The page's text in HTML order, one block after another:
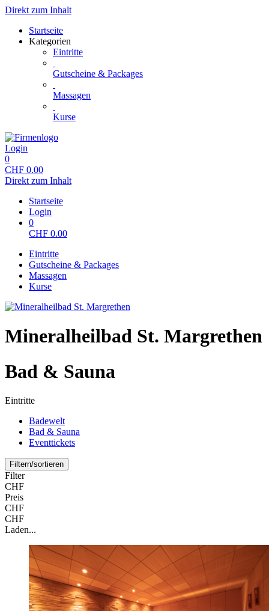
Direkt zum Inhalt
Startseite
Kategorien
Eintritte
Gutscheine & Packages
Massagen
Kurse
Login
0
CHF 0.00
Direkt zum Inhalt
Startseite
Login
0
CHF 0.00
Eintritte
Gutscheine & Packages
Massagen
Kurse
Mineralheilbad St. Margrethen
Bad & Sauna
Eintritte
Badewelt
Bad & Sauna
Eventtickets
Filtern/sortieren
Filter
CHF
Preis
CHF
CHF
Laden...